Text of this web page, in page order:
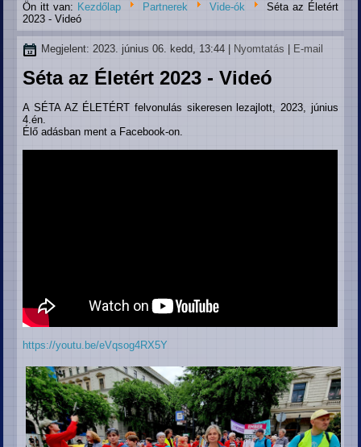
Ön itt van: Kezdőlap Partnerek Vide-ók
Séta az Életért
2023 - Videó
Megjelent: 2023. június 06. kedd, 13:44 Nyomtatás E-mail
Séta az Életért 2023 - Videó
A SÉTA AZ ÉLETÉRT felvonulás sikeresen lezajlott, 2023, június
4.én.
Élő adásban ment a Facebook-on.
https://youtu.be/eVqsog4RX5Y